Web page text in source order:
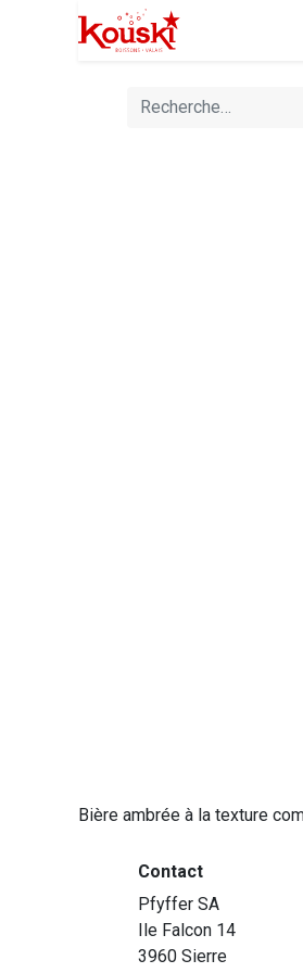
Bière ambrée à la texture
Contact
Pfyffer SA
Ile Falcon 14
3960 Sierre